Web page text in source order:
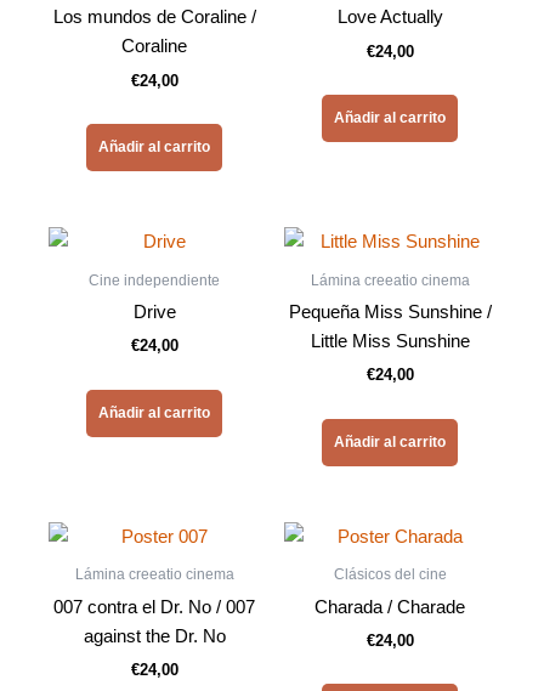
Los mundos de Coraline /
Coraline
€24,00
Añadir al carrito
Love Actually
€24,00
Añadir al carrito
Cine independiente
Drive
€24,00
Añadir al carrito
Lámina creeatio cinema
Pequeña Miss Sunshine /
Little Miss Sunshine
€24,00
Añadir al carrito
Lámina creeatio cinema
007 contra el Dr. No / 007
against the Dr. No
€24,00
Clásicos del cine
Charada / Charade
€24,00